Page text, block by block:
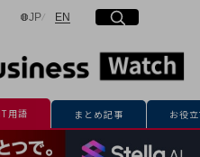
、
エコシステムです。
企業)
JP日本語
ENEnglish
検索する
用語 まとめ記事 お役